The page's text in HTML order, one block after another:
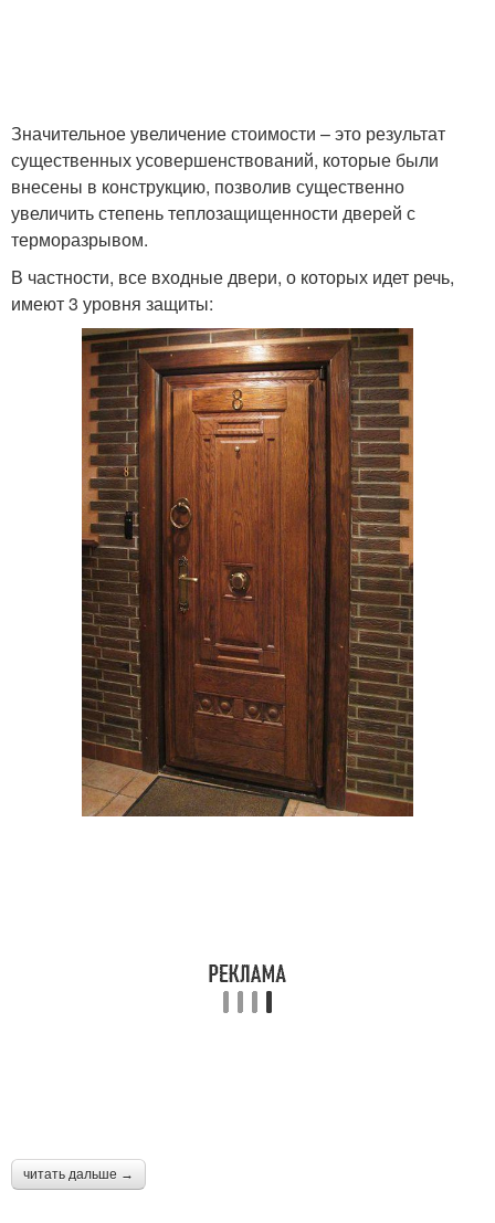
Значительное увеличение стоимости – это результат
существенных усовершенствований, которые были
внесены в конструкцию, позволив существенно
увеличить степень теплозащищенности дверей с
терморазрывом.
В частности, все входные двери, о которых идет речь,
имеют 3 уровня защиты:
читать дальше →